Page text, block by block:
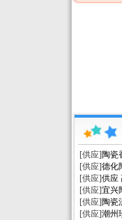
[供应]陶瓷
[供应]德化
[供应]供应
[供应]宜兴
[供应]陶瓷
[供应]潮州